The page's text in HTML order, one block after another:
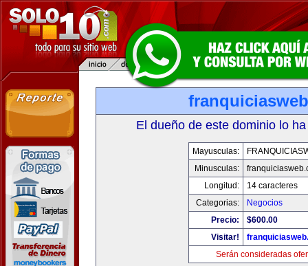
El dueño de este dominio lo
Mayusculas:
Minusculas:
Longitud:
14 caracteres
Categorias:
Negocios
Precio:
$600.00
Visitar!
Serán consideradas